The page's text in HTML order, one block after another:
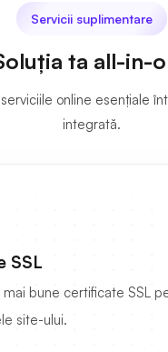
Servicii suplimentare
ta all-in-
online esențiale
integrată.
SSL
bune certificate SSL
site-ului.